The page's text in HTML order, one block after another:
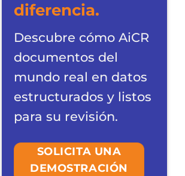
diferencia.
Descubre cómo AiCR
documentos del
mundo real en datos
estructurados y listos
para su revisión.
SOLICITA UNA
DEMOSTRACIÓN